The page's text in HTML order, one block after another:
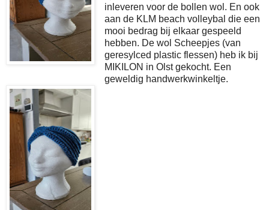
inleveren voor de bollen wol. En ook
aan de KLM beach volleybal die een
mooi bedrag bij elkaar gespeeld
hebben. De wol Scheepjes (van
geresylced plastic flessen) heb ik bij
MIKILON in Olst gekocht. Een
geweldig handwerkwinkeltje.